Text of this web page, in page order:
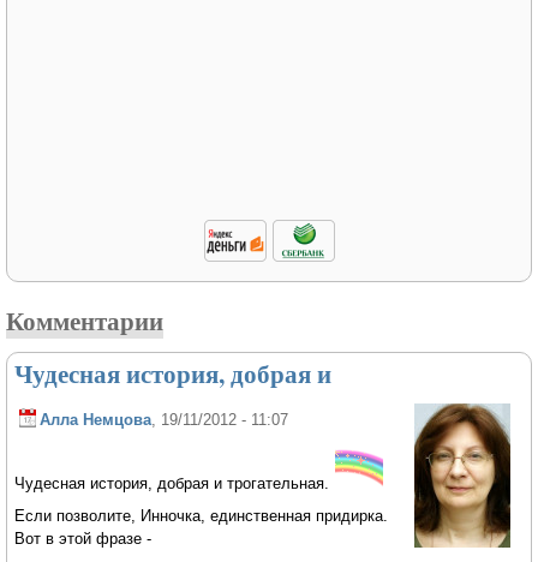
Комментарии
Чудесная история, добрая и
Алла Немцова, 19/11/2012 - 11:07
Чудесная история, добрая и трогательная.
Если позволите, Инночка, единственная придирка.
Вот в этой фразе -